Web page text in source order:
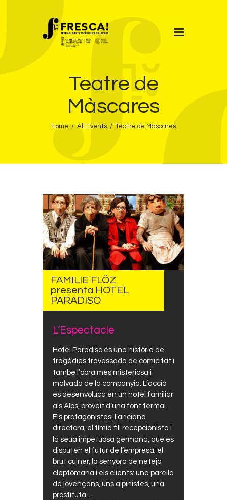
Teatre de
Màscares
Home All Events Teatre de Màscares
Programa
Informació d’interés
Contacte
VAL
FAMILIE FLÖZ
presenta HOTEL
PARADISO
L’Espectacle
Hotel Paradiso és una història de
tragèdies travessada de comicitat i
també l’obra més misteriosa i
malvada de la companyia. L’acció
es desenvolupa en un hotel familiar
als Alps, proveït d’una font termal.
Els protagonistes: l’anciana
directora, el tímid fill recepcionista i
la seua impetuosa germana, que es
disputen el futur de l’empresa; el
brut cuiner, la senyora de neteja
cleptòmana i els clients: una parella
de jovençans, uns alpinistes, una
prostituta…